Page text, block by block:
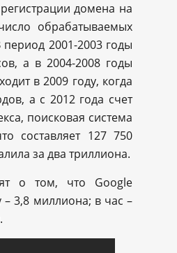
домена на
обрабатываемых
2001-2003 годы
а в 2004-2008 годы
в 2009 году, когда
а с 2012 года счет
поисковая система
составляет 127 750
за два триллиона.
о том, что Google
– 3,8 миллиона; в час –